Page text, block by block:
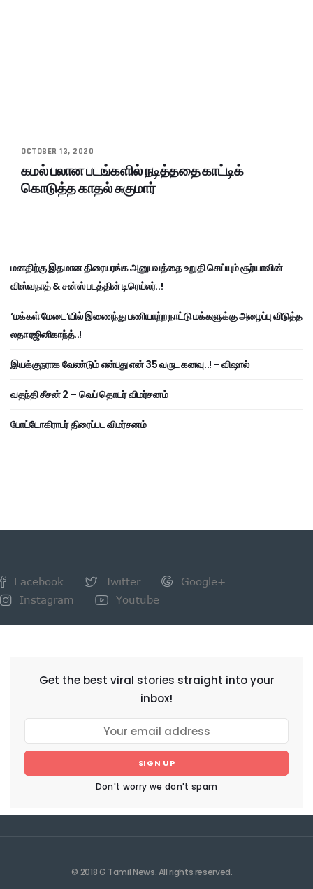
OCTOBER 13, 2020
கமல் பலான படங்களில் நடித்ததை காட்டிக்
கொடுத்த காதல் சுகுமார்
மனதிற்கு இதமான திரையரங்க அனுபவத்தை உறுதி செய்யும் சூர்யாவின்
விஸ்வநாத் & சன்ஸ் படத்தின் டிரெய்லர்..!
‘மக்கள் மேடை’யில் இணைந்து பணியாற்ற நாட்டு மக்களுக்கு அழைப்பு விடுத்த
லதா ரஜினிகாந்த்..!
இயக்குநராக வேண்டும் என்பது என் 35 வருட கனவு..! – விஷால்
வதந்தி சீசன் 2 – வெப் தொடர் விமர்சனம்
போட்டோகிராபர் திரைப்பட விமர்சனம்
Facebook Twitter
Google+
Instagram
Youtube
Get the best viral stories straight into your
inbox!
SIGN UP
Don't worry we don't spam
© 2018 G Tamil News. All rights reserved.